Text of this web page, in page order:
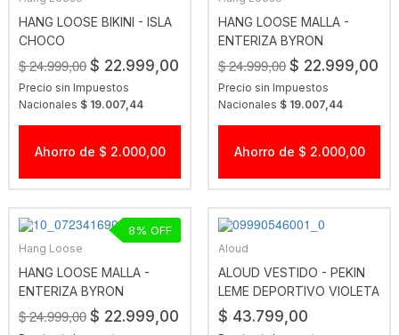
HANG LOOSE BIKINI - ISLA
CHOCO
$ 24.999,00 $ 22.999,00
Precio sin Impuestos
Nacionales $ 19.007,44
Ahorro de $ 2.000,00
HANG LOOSE MALLA -
ENTERIZA BYRON
CHOCOLATE
$ 24.999,00 $ 22.999,00
Precio sin Impuestos
Nacionales $ 19.007,44
Ahorro de $ 2.000,00
Hang Loose
HANG LOOSE MALLA -
ENTERIZA BYRON
AVELLANA
$ 24.999,00 $ 22.999,00
8
Aloud
ALOUD VESTIDO - PEKIN
LEME DEPORTIVO VIOLETA
$ 43.799,00